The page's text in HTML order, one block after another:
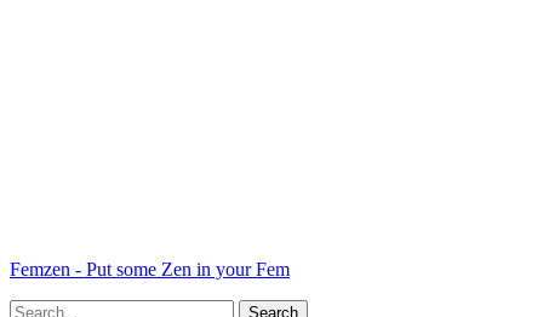
Femzen - Put some Zen in your Fem